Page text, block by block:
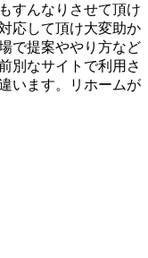
すんなりさせて頂け
応して頂け大変助か
で提案ややり方など
別なサイトで利用さ
います。リホームが